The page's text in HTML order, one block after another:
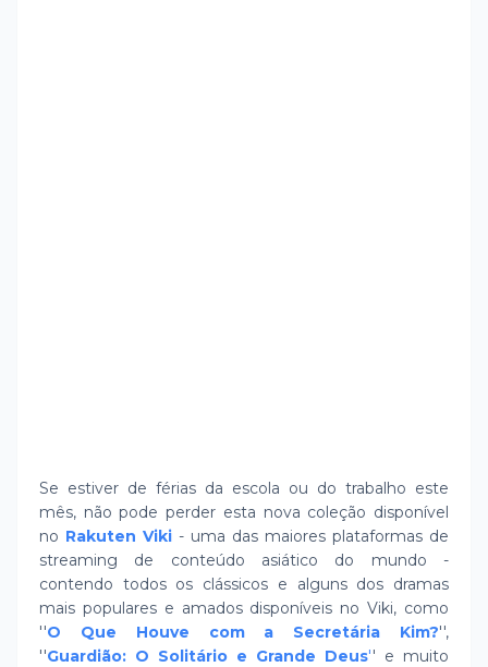
Se estiver de férias da escola ou do trabalho este
mês, não pode perder esta nova coleção disponível
no Rakuten Viki - uma das maiores plataformas de
streaming de conteúdo asiático do mundo -
contendo todos os clássicos e alguns dos dramas
mais populares e amados disponíveis no Viki, como
''O Que Houve com a Secretária Kim?'',
''Guardião: O Solitário e Grande Deus'' e muito